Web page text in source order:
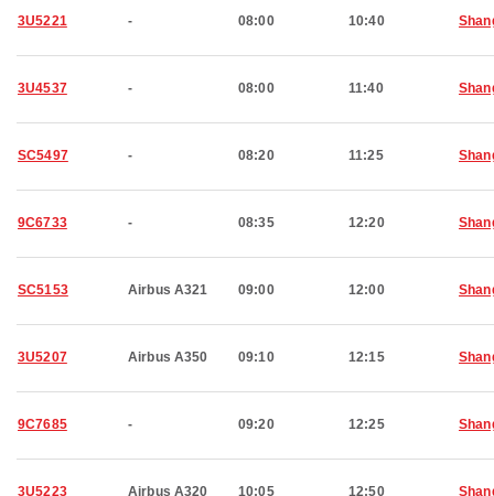
3U5221 - 08:00 10:40
3U4537 - 08:00 11:40
SC5497 - 08:20 11:25
9C6733 - 08:35 12:20
SC5153 Airbus A321 09:00 12:00
3U5207 Airbus A350 09:10 12:15
9C7685 - 09:20 12:25
3U5223 Airbus A320 10:05 12:50